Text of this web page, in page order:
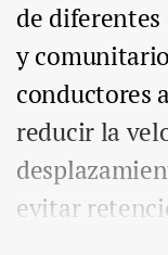
de diferentes
y
conductores
reducir la
evitar